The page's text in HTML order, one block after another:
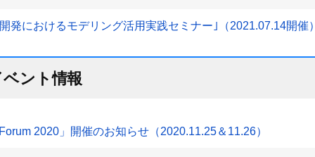
発におけるモデリング活用実践セミナー｣（2021.07.14開催）
ント情報
2020」開催のお知らせ（2020.11.25＆11.26）